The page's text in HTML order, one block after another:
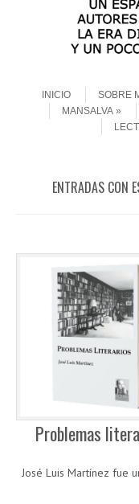
MenuINICIO
SOBRE
MANSALVA
ENTRADAS CON
Problemas
José Luis Martínez fue